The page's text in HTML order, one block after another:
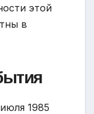
этой
в
1985